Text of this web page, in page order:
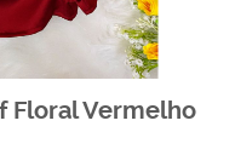
Floral Vermelho